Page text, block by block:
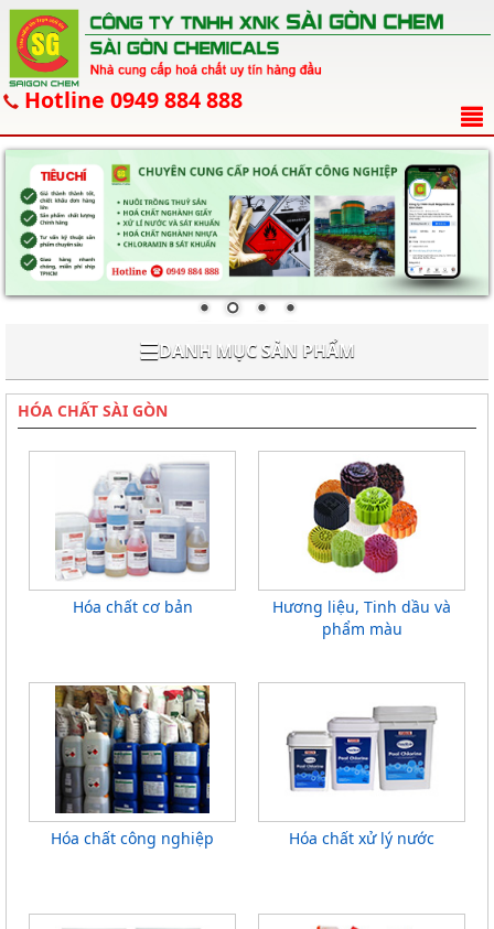
Hotline 0949 884 888
☰DANH MỤC SẢN PHẨM
HÓA CHẤT SÀI GÒN
Hóa chất cơ bản
Hương liệu, Tinh dầu và
phẩm màu
Hóa chất công nghiệp Hóa chất xử lý nước